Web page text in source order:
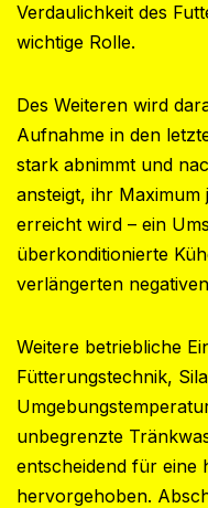
Verdaulichkeit des
wichtige Rolle.
Des Weiteren wird
Aufnahme in den
stark abnimmt und
ansteigt, ihr
erreicht wird – ein
überkonditionierte
verlängerten
Weitere betriebliche
Fütterungstechnik,
unbegrenzte
entscheidend für eine
hervorgehoben.